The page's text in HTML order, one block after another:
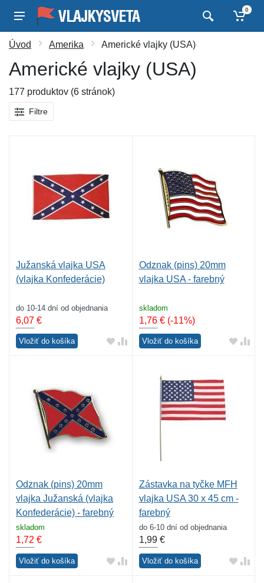
0
Úvod Amerika Americké vlajky (USA)
Americké vlajky (USA)
177 produktov (6 stránok)
Filtre
Južanská vlajka USA
(vlajka Konfederácie)
do 10-14 dní od objednania
6,07 €
Vložiť do košíka
Odznak (pins) 20mm
vlajka USA - farebný
skladom
1,76€ (-11%)
Vložiť do košíka
Odznak (pins) 20mm
vlajka Južanská (vlajka
Konfederácie) - farebný
skladom
1,72 €
Vložiť do košíka
Zástavka na tyčke MFH
vlajka USA 30 x 45 cm -
farebný
do 6-10 dní od objednania
1,99€
Vložiť do košíka